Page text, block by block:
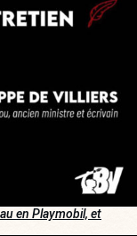
en Playmobil, et